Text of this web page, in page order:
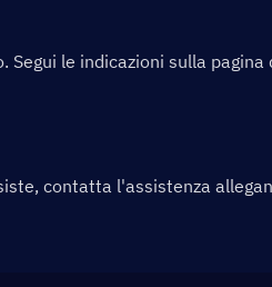
le indicazioni sulla pagina
contatta l'assistenza